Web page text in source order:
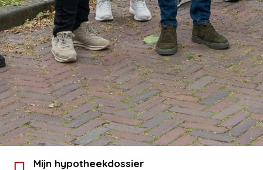
Mijn hypotheekdossier